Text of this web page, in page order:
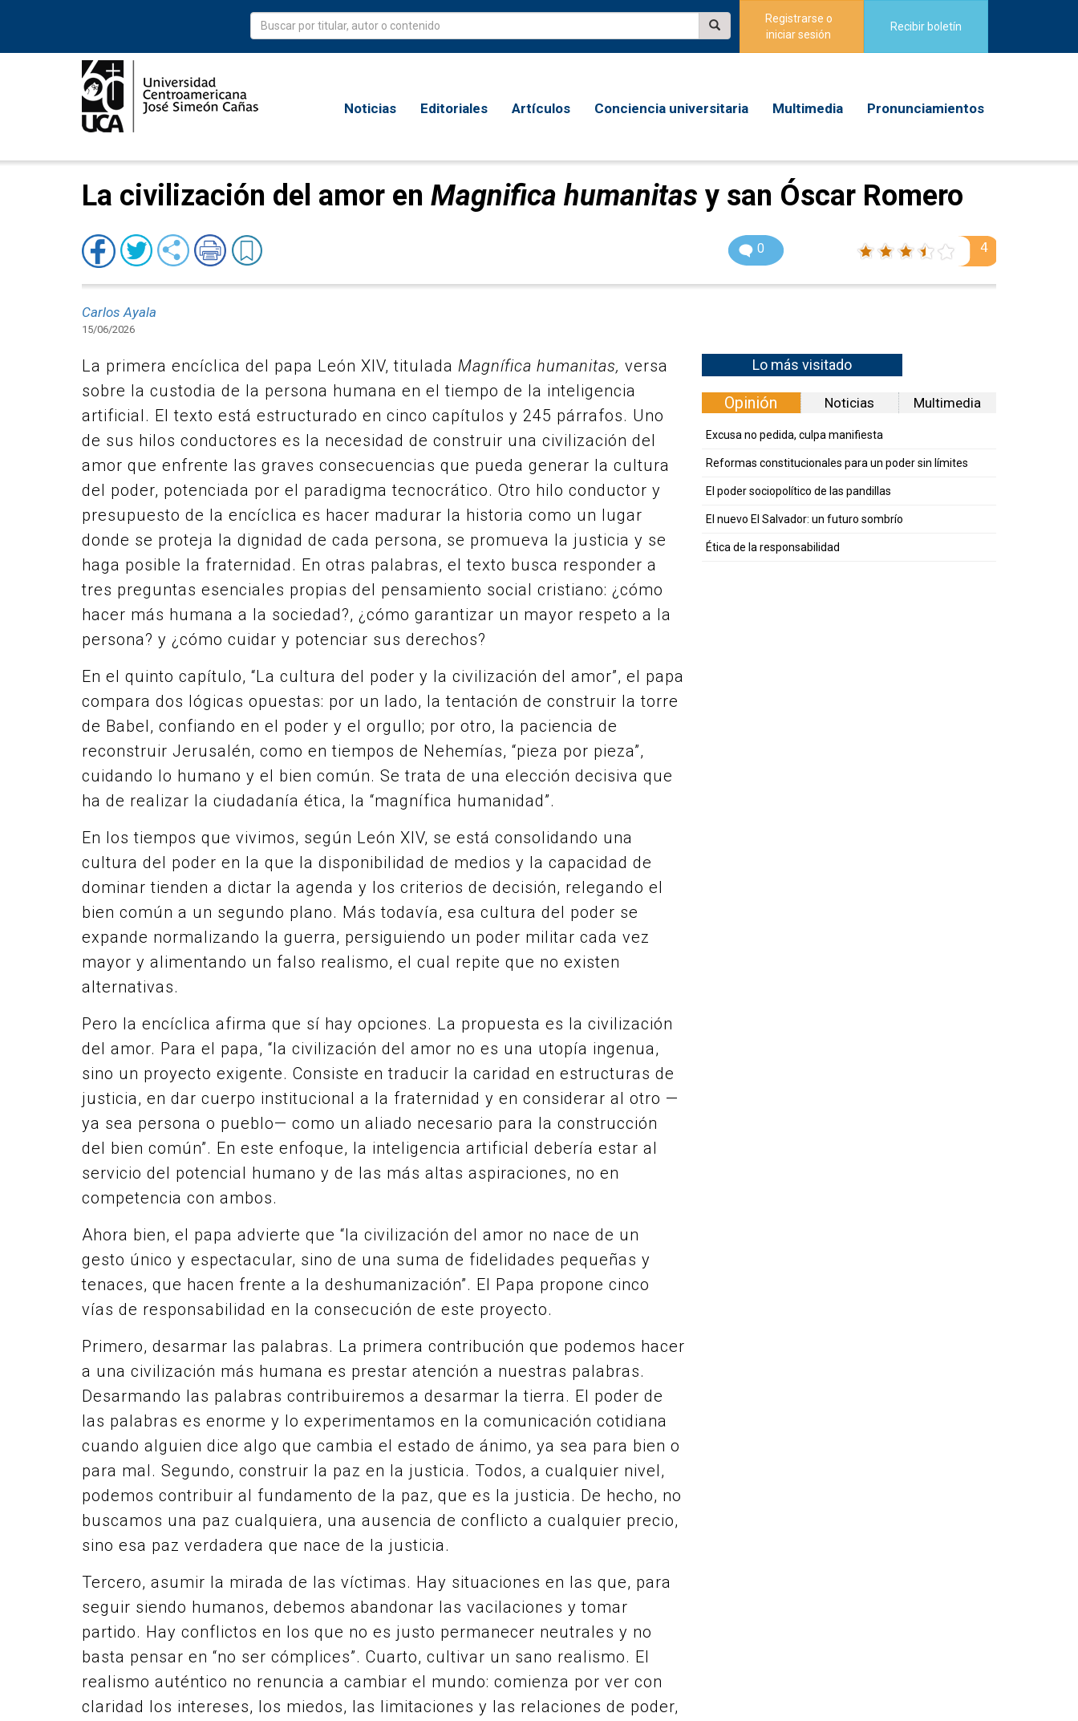
Registrarse o
iniciar sesión
Recibir boletín
Noticias Editoriales Artículos Conciencia universitaria Multimedia Pronunciamientos
La civilización del amor en Magnifica humanitas y san Óscar Romero
0 4
Carlos Ayala
15/06/2026
La primera encíclica del papa León XIV, titulada Magnífica humanitas, versa
sobre la custodia de la persona humana en el tiempo de la inteligencia
artificial. El texto está estructurado en cinco capítulos y 245 párrafos. Uno
de sus hilos conductores es la necesidad de construir una civilización del
amor que enfrente las graves consecuencias que pueda generar la cultura
del poder, potenciada por el paradigma tecnocrático. Otro hilo conductor y
presupuesto de la encíclica es hacer madurar la historia como un lugar
donde se proteja la dignidad de cada persona, se promueva la justicia y se
haga posible la fraternidad. En otras palabras, el texto busca responder a
tres preguntas esenciales propias del pensamiento social cristiano: ¿cómo
hacer más humana a la sociedad?, ¿cómo garantizar un mayor respeto a la
persona? y ¿cómo cuidar y potenciar sus derechos?
En el quinto capítulo, “La cultura del poder y la civilización del amor”, el papa
compara dos lógicas opuestas: por un lado, la tentación de construir la torre
de Babel, confiando en el poder y el orgullo; por otro, la paciencia de
reconstruir Jerusalén, como en tiempos de Nehemías, “pieza por pieza”,
cuidando lo humano y el bien común. Se trata de una elección decisiva que
ha de realizar la ciudadanía ética, la “magnífica humanidad”.
En los tiempos que vivimos, según León XIV, se está consolidando una
cultura del poder en la que la disponibilidad de medios y la capacidad de
dominar tienden a dictar la agenda y los criterios de decisión, relegando el
bien común a un segundo plano. Más todavía, esa cultura del poder se
expande normalizando la guerra, persiguiendo un poder militar cada vez
mayor y alimentando un falso realismo, el cual repite que no existen
alternativas.
Pero la encíclica afirma que sí hay opciones. La propuesta es la civilización
del amor. Para el papa, “la civilización del amor no es una utopía ingenua,
sino un proyecto exigente. Consiste en traducir la caridad en estructuras de
justicia, en dar cuerpo institucional a la fraternidad y en considerar al otro —
ya sea persona o pueblo— como un aliado necesario para la construcción
del bien común”. En este enfoque, la inteligencia artificial debería estar al
servicio del potencial humano y de las más altas aspiraciones, no en
competencia con ambos.
Ahora bien, el papa advierte que “la civilización del amor no nace de un
gesto único y espectacular, sino de una suma de fidelidades pequeñas y
tenaces, que hacen frente a la deshumanización”. El Papa propone cinco
vías de responsabilidad en la consecución de este proyecto.
Primero, desarmar las palabras. La primera contribución que podemos hacer
a una civilización más humana es prestar atención a nuestras palabras.
Desarmando las palabras contribuiremos a desarmar la tierra. El poder de
las palabras es enorme y lo experimentamos en la comunicación cotidiana
cuando alguien dice algo que cambia el estado de ánimo, ya sea para bien o
para mal. Segundo, construir la paz en la justicia. Todos, a cualquier nivel,
podemos contribuir al fundamento de la paz, que es la justicia. De hecho, no
buscamos una paz cualquiera, una ausencia de conflicto a cualquier precio,
sino esa paz verdadera que nace de la justicia.
Tercero, asumir la mirada de las víctimas. Hay situaciones en las que, para
seguir siendo humanos, debemos abandonar las vacilaciones y tomar
partido. Hay conflictos en los que no es justo permanecer neutrales y no
basta pensar en “no ser cómplices”. Cuarto, cultivar un sano realismo. El
realismo auténtico no renuncia a cambiar el mundo: comienza por ver con
claridad los intereses, los miedos, las limitaciones y las relaciones de poder,
Lo más visitado
Opinión Noticias Multimedia
Excusa no pedida, culpa manifiesta
Reformas constitucionales para un poder sin límites
El poder sociopolítico de las pandillas
El nuevo El Salvador: un futuro sombrío
Ética de la responsabilidad